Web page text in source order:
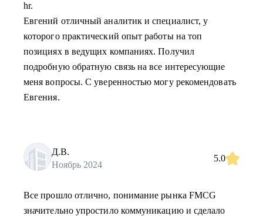
hr.
Евгений отличный аналитик и специалист, у
которого практический опыт работы на топ
позициях в ведущих компаниях. Получил
подробную обратную связь на все интересующие
меня вопросы. С уверенностью могу рекомендовать
Евгения.
Д.В.
Ноябрь 2024
5.0
Все прошло отлично, понимание рынка FMCG
значительно упростило коммуникацию и сделало